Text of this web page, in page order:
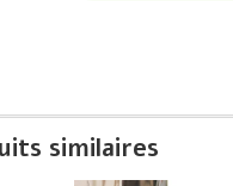
similaires